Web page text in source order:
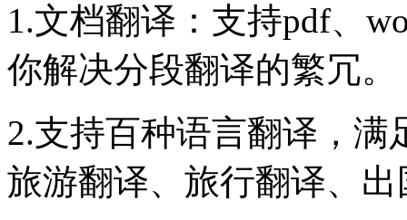
1.文档翻译：支持pdf、
你解决分段翻译的繁冗。
2.支持百种语言翻译，
旅游翻译、旅行翻译、